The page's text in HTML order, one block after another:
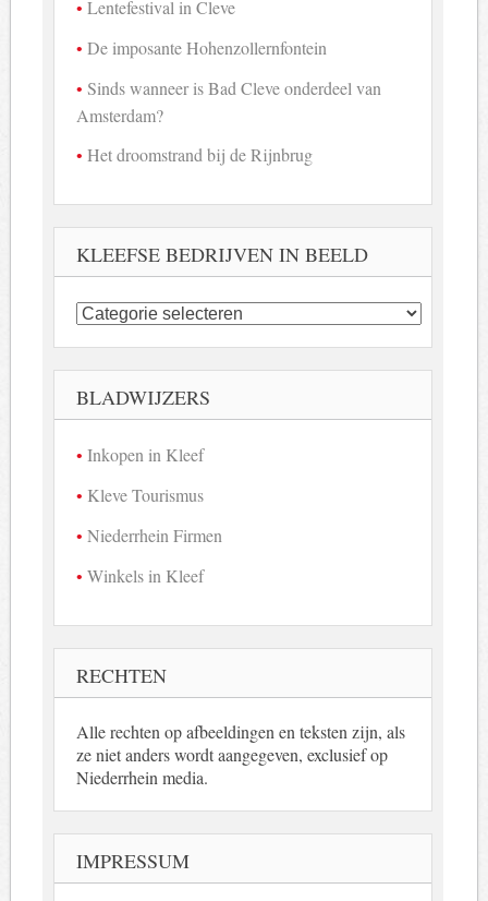
Lentefestival in Cleve
De imposante Hohenzollernfontein
Sinds wanneer is Bad Cleve onderdeel van
Amsterdam?
Het droomstrand bij de Rijnbrug
KLEEFSE BEDRIJVEN IN BEELD
Kleefse
bedrijven
in
beeld
BLADWIJZERS
Inkopen in Kleef
Kleve Tourismus
Niederrhein Firmen
Winkels in Kleef
RECHTEN
Alle rechten op afbeeldingen en teksten zijn, als
ze niet anders wordt aangegeven, exclusief op
Niederrhein media.
IMPRESSUM